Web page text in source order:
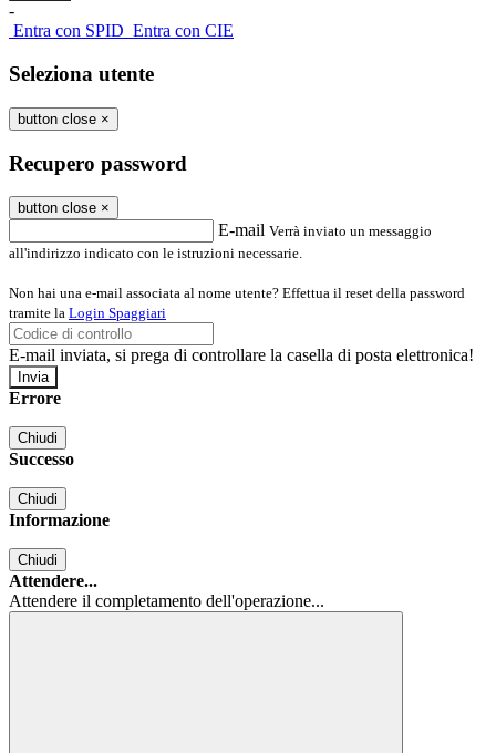
-
Entra con SPID Entra con CIE
Seleziona utente
button close ×
Recupero password
button close ×
E-mail Verrà inviato un messaggio
all'indirizzo indicato con le istruzioni necessarie.
Non hai una e-mail associata al nome utente? Effettua il reset della password
tramite la Login Spaggiari
E-mail inviata, si prega di controllare la casella di posta elettronica!
Errore
Chiudi
Successo
Chiudi
Informazione
Chiudi
Attendere...
Attendere il completamento dell'operazione...